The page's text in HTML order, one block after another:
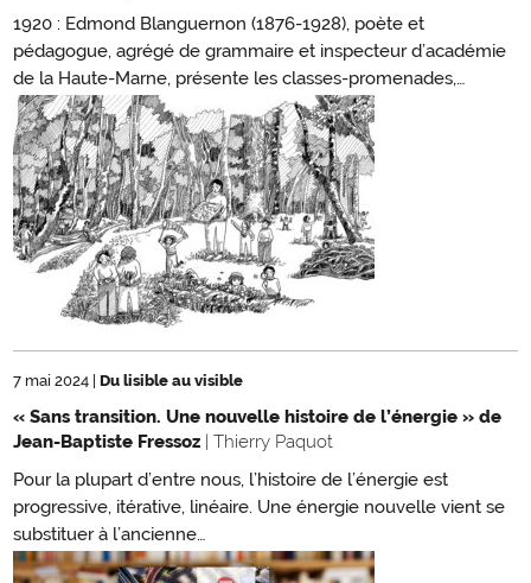
1920 : Edmond Blanguernon (1876-1928), poète et
pédagogue, agrégé de grammaire et inspecteur d’académie
de la Haute-Marne, présente les classes-promenades,…
7 mai 2024 Du lisible au visible
« Sans transition. Une nouvelle histoire de l’énergie » de
Jean-Baptiste Fressoz | Thierry Paquot
Pour la plupart d’entre nous, l’histoire de l’énergie est
progressive, itérative, linéaire. Une énergie nouvelle vient se
substituer à l’ancienne…